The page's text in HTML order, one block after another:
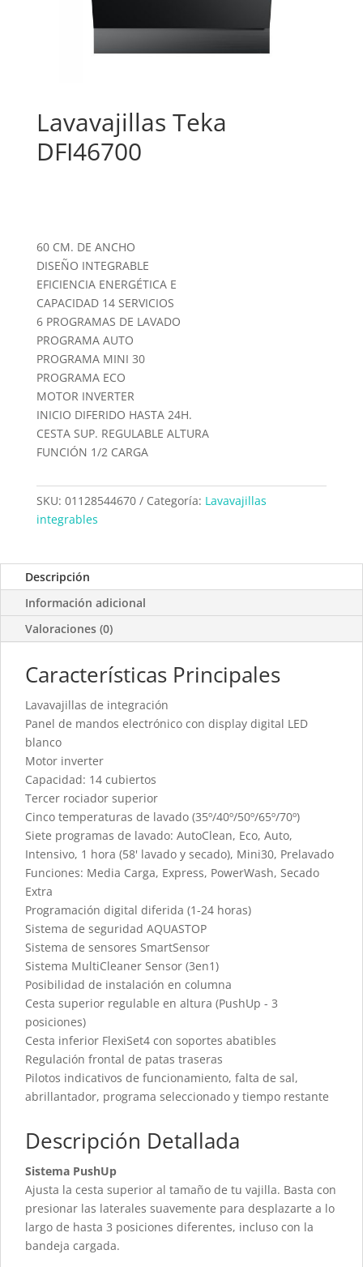
Lavavajillas Teka
DFI46700
60 CM. DE ANCHO
DISEÑO INTEGRABLE
EFICIENCIA ENERGÉTICA E
CAPACIDAD 14 SERVICIOS
6 PROGRAMAS DE LAVADO
PROGRAMA AUTO
PROGRAMA MINI 30
PROGRAMA ECO
MOTOR INVERTER
INICIO DIFERIDO HASTA 24H.
CESTA SUP. REGULABLE ALTURA
FUNCIÓN 1/2 CARGA
SKU: 01128544670 Categoría: Lavavajillas
integrables
Descripción
Información adicional
Valoraciones (0)
Características Principales
Lavavajillas de integración
Panel de mandos electrónico con display digital LED
blanco
Motor inverter
Capacidad: 14 cubiertos
Tercer rociador superior
Cinco temperaturas de lavado (35º/40º/50º/65º/70º)
Siete programas de lavado: AutoClean, Eco, Auto,
Intensivo, 1 hora (58' lavado y secado), Mini30, Prelavado
Funciones: Media Carga, Express, PowerWash, Secado
Extra
Programación digital diferida (1-24 horas)
Sistema de seguridad AQUASTOP
Sistema de sensores SmartSensor
Sistema MultiCleaner Sensor (3en1)
Posibilidad de instalación en columna
Cesta superior regulable en altura (PushUp - 3
posiciones)
Cesta inferior FlexiSet4 con soportes abatibles
Regulación frontal de patas traseras
Pilotos indicativos de funcionamiento, falta de sal,
abrillantador, programa seleccionado y tiempo restante
Descripción Detallada
Sistema PushUp
Ajusta la cesta superior al tamaño de tu vajilla. Basta con
presionar las laterales suavemente para desplazarte a lo
largo de hasta 3 posiciones diferentes, incluso con la
bandeja cargada.